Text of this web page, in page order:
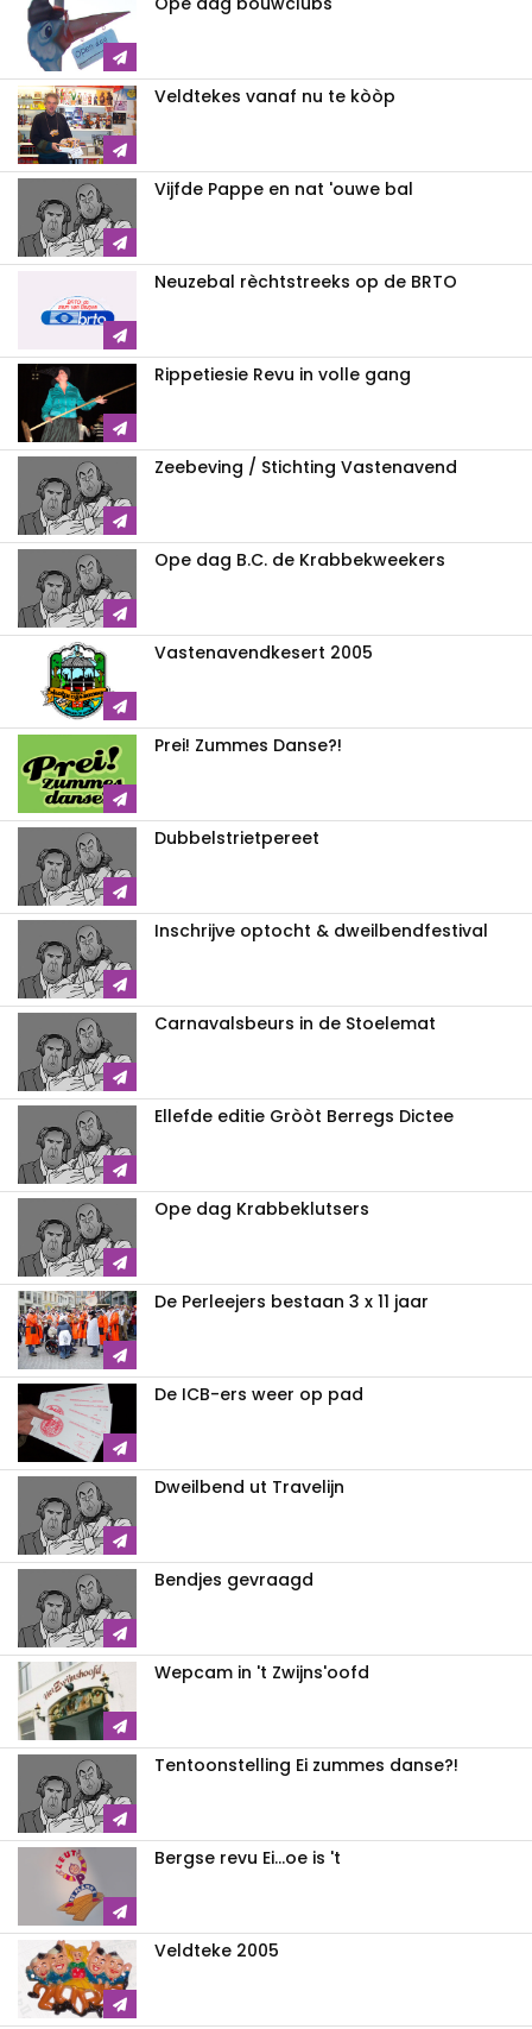
Veldtekes vanaf nu te kòòp
Vijfde Pappe en nat 'ouwe bal
Neuzebal rèchtstreeks op de BRTO
Rippetiesie Revu in volle gang
Zeebeving / Stichting Vastenavend
Ope dag B.C. de Krabbekweekers
Vastenavendkesert 2005
Prei! Zummes Danse?!
Dubbelstrietpereet
Inschrijve optocht & dweilbendfestival
Carnavalsbeurs in de Stoelemat
Ellefde editie Gròòt Berregs Dictee
Ope dag Krabbeklutsers
De Perleejers bestaan 3 x 11 jaar
De ICB-ers weer op pad
Dweilbend ut Travelijn
Bendjes gevraagd
Wepcam in 't Zwijns'oofd
Tentoonstelling Ei zummes danse?!
Bergse revu Ei...oe is 't
Veldteke 2005